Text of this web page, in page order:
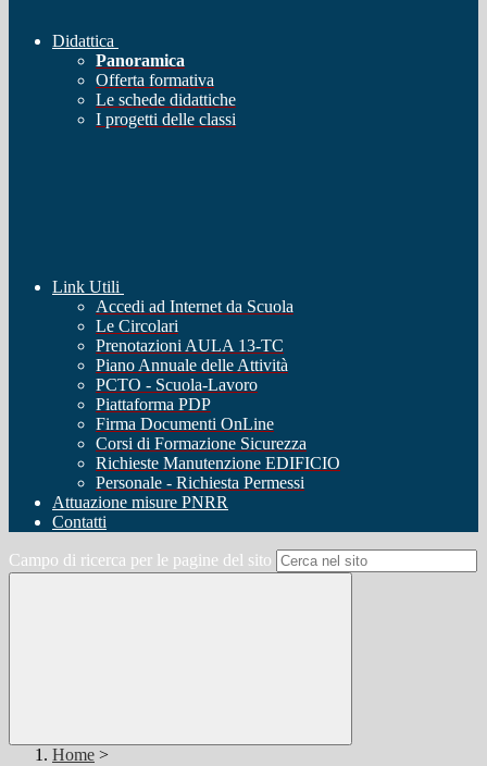
Didattica
Panoramica
Offerta formativa
Le schede didattiche
I progetti delle classi
Link Utili
Accedi ad Internet da Scuola
Le Circolari
Prenotazioni AULA 13-TC
Piano Annuale delle Attività
PCTO - Scuola-Lavoro
Piattaforma PDP
Firma Documenti OnLine
Corsi di Formazione Sicurezza
Richieste Manutenzione EDIFICIO
Personale - Richiesta Permessi
Attuazione misure PNRR
Contatti
Campo di ricerca per le pagine del sito
Home >